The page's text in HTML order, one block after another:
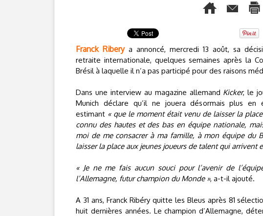
Franck Riberya annoncé, mercredi 13 août, sa
retraite internationale, quelques semaines après la
Brésil à laquelle il n’a pas participé pour des raisons
Dans une interview au magazine allemand Kicker, le
Munich déclare qu’il ne jouera désormais plus en
estimant « que le moment était venu de laisser la
connu des hautes et des bas en équipe nationale,
moi de me consacrer à ma famille, à mon équipe du
laisser la place aux jeunes joueurs de talent qui arrivent
« Je ne me fais aucun souci pour l’avenir de
l’Allemagne, futur champion du Monde », a-t-il ajouté.
A 31 ans, Franck Ribéry quitte les Bleus après 81
huit dernières années. Le champion d’Allemagne,